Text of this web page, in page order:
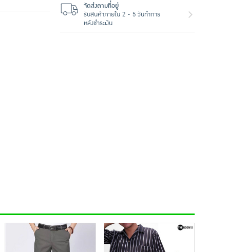
จัดส่งตามที่อยู่
รับสินค้าภายใน 2 - 5 วันทำการ
หลังชำระเงิน